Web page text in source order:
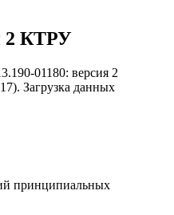
2 КТРУ
01180: версия 2
Загрузка данных
принципиальных